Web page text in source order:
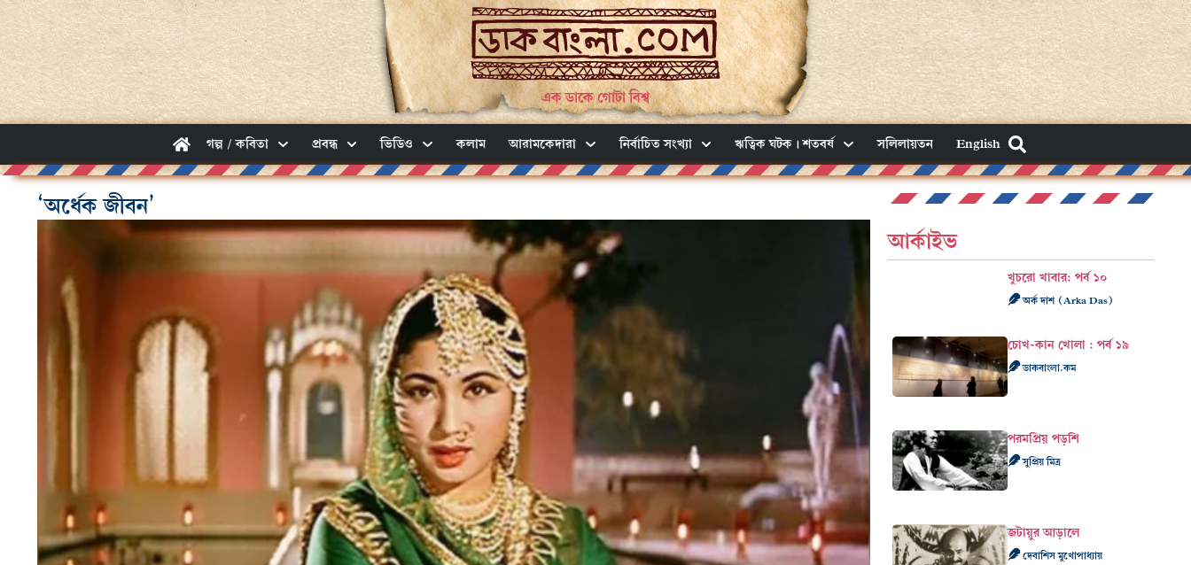
এক ডাকে গোটা বিশ্ব
গল্প / কবিতা প্রবন্ধ ভিডিও কলাম আরামকেদারা নির্বাচিত সংখ্যা ঋত্বিক ঘটক। শতবর্ষ সলিলায়তন English
‘অর্ধেক জীবন’
আর্কাইভ
খুচরো খাবার: পর্ব ১০
অর্ক দাশ (Arka Das)
চোখ-কান খোলা : পর্ব ১৯
ডাকবাংলা.কম
পরমপ্রিয় পড়শি
সুপ্রিয় মিত্র
জটায়ুর আড়ালে
দেবাশিস মুখোপাধ্যায়